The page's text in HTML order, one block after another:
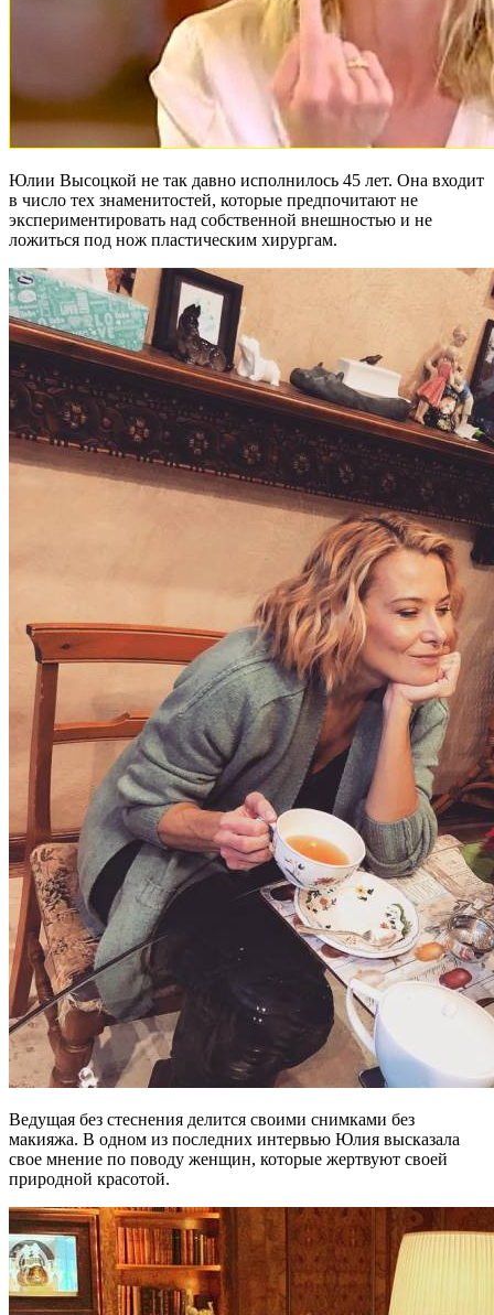
Юлии Высоцкой не так давно исполнилось 45 лет. Она входит
в число тех знаменитостей, которые предпочитают не
экспериментировать над собственной внешностью и не
ложиться под нож пластическим хирургам.
Ведущая без стеснения делится своими снимками без
макияжа. В одном из последних интервью Юлия высказала
свое мнение по поводу женщин, которые жертвуют своей
природной красотой.